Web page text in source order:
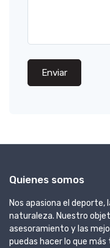
Enviar
Quienes somos
Nos apasiona el
naturaleza. Nuestro
asesoramiento y las
puedas hacer lo que